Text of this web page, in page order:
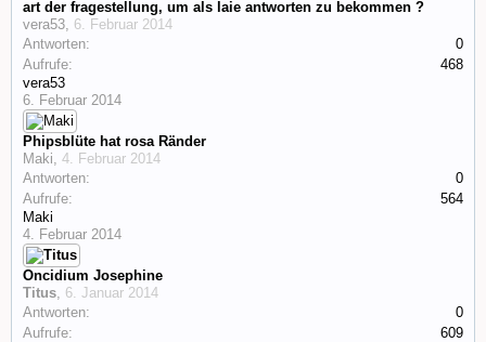
art der fragestellung, um als laie antworten zu bekommen ?
vera53, 6. Februar 2014
Antworten:
0
Aufrufe:
468
vera53
6. Februar 2014
Phipsblüte hat rosa Ränder
Maki, 4. Februar 2014
Antworten:
0
Aufrufe:
564
Maki
4. Februar 2014
Oncidium Josephine
Titus, 6. Januar 2014
Antworten:
0
Aufrufe:
609